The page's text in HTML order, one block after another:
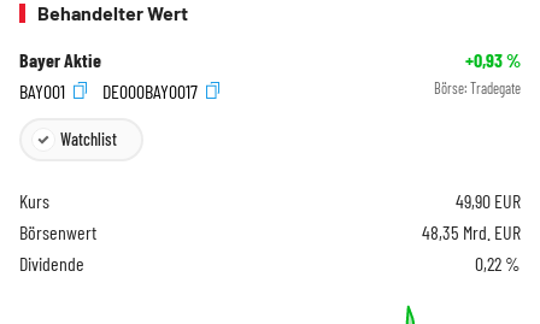
Behandelter Wert
Bayer Aktie +0,93%
BAY001
DE000BAY0017 Börse: Tradegate
Watchlist
Kurs 49,90 EUR
Börsenwert
48,35 Mrd. EUR
Dividende
0,22 %